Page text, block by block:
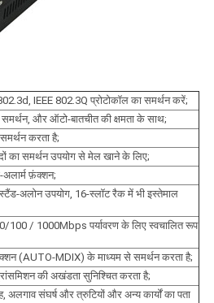
IEEE 802.3Q प्रोटोकॉल का समर्थन करें;
समर्थन, और ऑटो-बातचीत की क्षमता के साथ;
करता है;
का समर्थन उपयोग से मेल खाने के लिए;
अलार्म फ़ंक्शन;
अलोन उपयोग, 16-स्लॉट रैक में भी इस्तेमाल
/ 1000Mbps पर्यावरण के लिए स्वचालित रूप
(AUTO-MDIX) के माध्यम से समर्थन करता है;
की अखंडता सुनिश्चित करता है;
अलगाव संघर्ष और त्रुटियों और अन्य कार्यों का पता